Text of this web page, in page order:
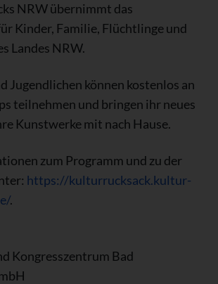
NRW übernimmt das
Kinder, Familie, Flüchtlinge und
Landes NRW.
Jugendlichen können kostenlos an
teilnehmen und bringen ihr neues
Kunstwerke mit nach Hause.
zum Programm und zu der
https://kulturrucksack.kultur-
.
Kongresszentrum Bad